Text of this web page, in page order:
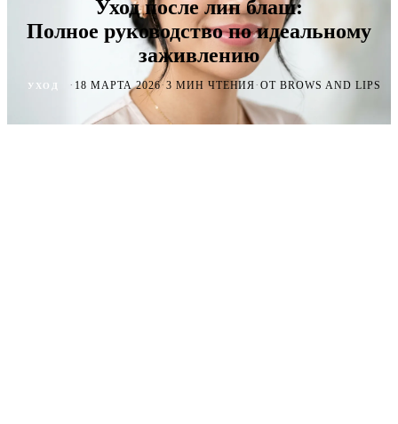
Уход после лип блаш:
Полное руководство по идеальному
заживлению
УХОД · 18 МАРТА 2026· 3 МИН ЧТЕНИЯ·ОТ BROWS AND LIPS